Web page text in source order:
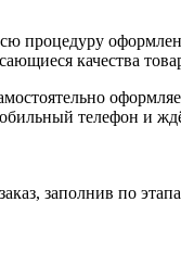
процедуру
качества
телефон и
заполнив по